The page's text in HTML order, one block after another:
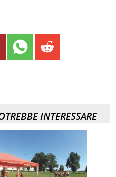
INTERESSARE